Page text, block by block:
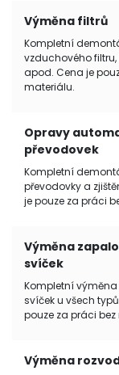
Výměna filtrů
Kompletní
vzduchového
apod. Cena je
materiálu.
Opravy
převodovek
Kompletní
převodovky a
je pouze za práci
Výměna
svíček
Kompletní
svíček u všech
pouze za práci
Výměna